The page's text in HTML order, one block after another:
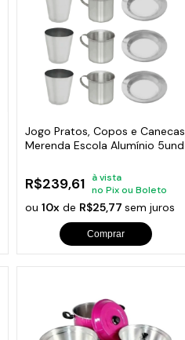
Jogo Pratos, Copos e Canecas
Merenda Escola Alumínio 5und
R$239,61
à vista
no Pix ou Boleto
ou 10xde R$25,77 sem juros
Comprar